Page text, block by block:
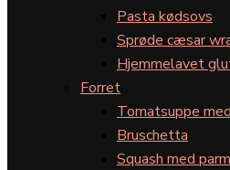
Pasta kødsovs
Sprøde cæsar
Hjemmelavet
Forret
Tomatsuppe
Bruschetta
Squash med